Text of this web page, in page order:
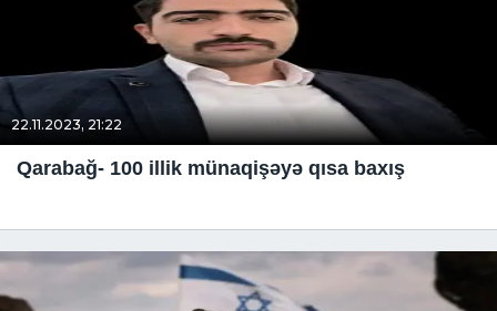
22.11.2023, 21:22
Qarabağ- 100 illik münaqişəyə qısa baxış